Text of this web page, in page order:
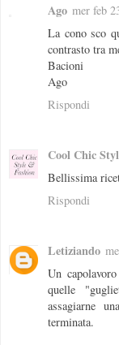
Ago mer feb
La cono sco
contrasto tra
Bacioni
Ago
Rispondi
Cool Chic
Bellissima
Rispondi
Letiziando
Un
quelle
assagiarne
terminata.